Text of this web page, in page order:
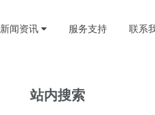
当前位置：主页
站内搜索
新闻资讯 服务支持 联系